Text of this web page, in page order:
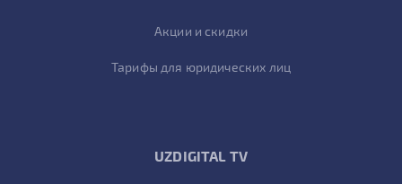
Акции и скидки
Тарифы для юридических лиц
UZDIGITAL TV